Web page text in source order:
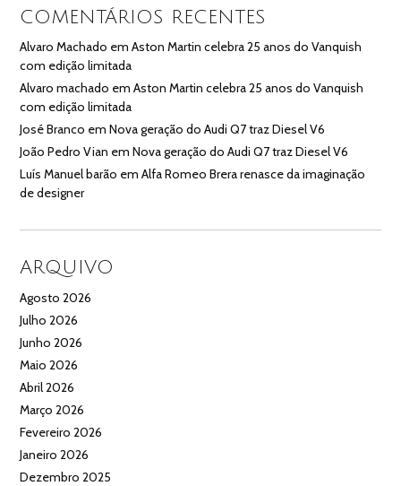
COMENTÁRIOS RECENTES
Alvaro Machado emAston Martin celebra 25 anos do Vanquish
com edição limitada
Alvaro machado emAston Martin celebra 25 anos do Vanquish
com edição limitada
José Branco emNova geração do Audi Q7 traz Diesel V6
João Pedro Vian emNova geração do Audi Q7 traz Diesel V6
Luís Manuel barão emAlfa Romeo Brera renasce da imaginação
de designer
ARQUIVO
Agosto 2026
Julho 2026
Junho 2026
Maio 2026
Abril 2026
Março 2026
Fevereiro 2026
Janeiro 2026
Dezembro 2025